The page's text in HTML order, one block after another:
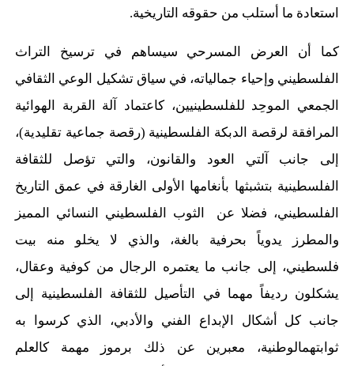
استعادة ما أستلب من حقوقه التاريخية.
كما أن العرض المسرحي سيساهم في ترسيخ التراث
الفلسطيني وإحياء جمالياته، في سياق تشكيل الوعي الثقافي
الجمعي الموحِد للفلسطينيين، كاعتماد آلة القربة الهوائية
المرافقة لرقصة الدبكة الفلسطينية (رقصة جماعية تقليدية)،
إلى جانب آلتي العود والقانون، والتي تؤصل للثقافة
الفلسطينية بتشبثها بأنغامها الأولى الغارقة في عمق التاريخ
الفلسطيني، فضلا عن الثوب الفلسطيني النسائي المميز
والمطرز يدوياً بحرفية بالغة، والذي لا يخلو منه بيت
فلسطيني، إلى جانب ما يعتمره الرجال من كوفية وعقال،
يشكلون رديفاً مهما في التأصيل للثقافة الفلسطينية إلى
جانب كل أشكال الإبداع الفني والأدبي، الذي كرسوا به
ثوابتهمالوطنية، معبرين عن ذلك برموز مهمة كالعلم